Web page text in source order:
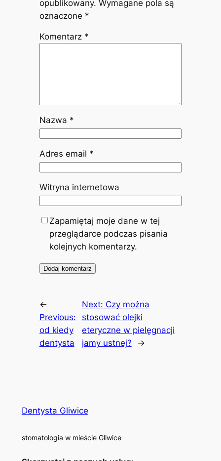
opublikowany. Wymagane pola są
oznaczone *
Komentarz *
Nazwa *
Adres email *
Witryna internetowa
Zapamiętaj moje dane w tej
przeglądarce podczas pisania
kolejnych komentarzy.
←
Previous:
od kiedy
dentysta
Next: Czy można
stosować olejki
eteryczne w pielęgnacji
jamy ustnej?
→
Dentysta Gliwice
stomatologia w mieście Gliwice